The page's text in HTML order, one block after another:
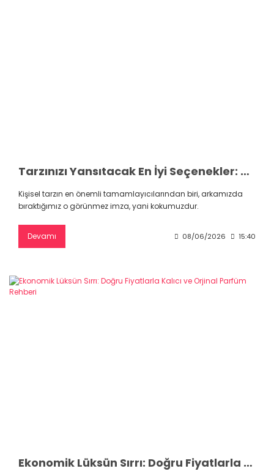
Tarzınızı Yansıtacak En İyi Seçenekler: Parfüm ve Tester Dünyası
Kişisel tarzın en önemli tamamlayıcılarından biri, arkamızda
bıraktığımız o görünmez imza, yani kokumuzdur.
Devamı 08/06/2026 15:40
Ekonomik Lüksün Sırrı: Doğru Fiyatlarla Kalıcı ve Orjinal Parfüm Rehberi